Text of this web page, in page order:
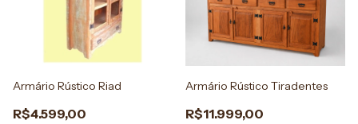
Armário Rústico Riad
R$4.599,00
Armário Rústico Tiradentes
R$11.999,00